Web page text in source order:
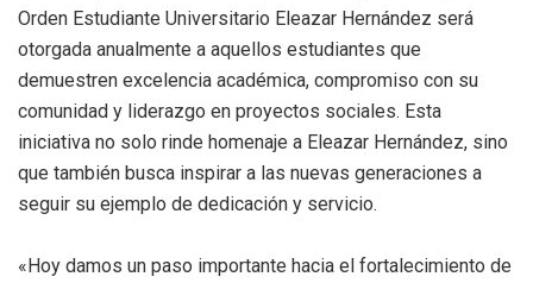
Orden Estudiante Universitario Eleazar Hernández será
otorgada anualmente a aquellos estudiantes que
demuestren excelencia académica, compromiso con su
comunidad y liderazgo en proyectos sociales. Esta
iniciativa no solo rinde homenaje a Eleazar Hernández, sino
que también busca inspirar a las nuevas generaciones a
seguir su ejemplo de dedicación y servicio.
«Hoy damos un paso importante hacia el fortalecimiento de